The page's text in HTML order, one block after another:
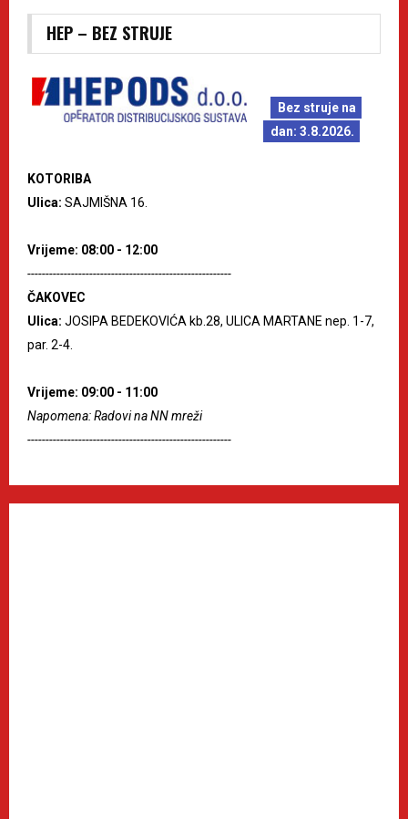
HEP – BEZ STRUJE
Bez struje na
dan: 3.8.2026.
KOTORIBA
Ulica: SAJMIŠNA 16.
Vrijeme: 08:00 - 12:00
--------------------------------------------------------
ČAKOVEC
Ulica: JOSIPA BEDEKOVIĆA kb.28, ULICA MARTANE nep. 1-7,
par. 2-4.
Vrijeme: 09:00 - 11:00
Napomena: Radovi na NN mreži
--------------------------------------------------------